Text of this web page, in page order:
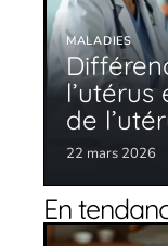
MALADIES
de
22 mars 2026
En